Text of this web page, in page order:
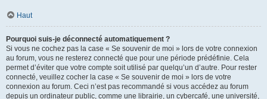
Haut
Pourquoi suis-je déconnecté automatiquement ?
Si vous ne cochez pas la case « Se souvenir de moi » lors de votre connexion
au forum, vous ne resterez connecté que pour une période prédéfinie. Cela
permet d’éviter que votre compte soit utilisé par quelqu’un d’autre. Pour rester
connecté, veuillez cocher la case « Se souvenir de moi » lors de votre
connexion au forum. Ceci n’est pas recommandé si vous accédez au forum
depuis un ordinateur public, comme une librairie, un cybercafé, une université,